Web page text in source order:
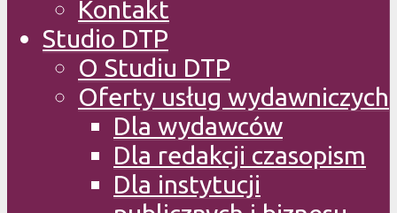
Kontakt
Studio DTP
O Studiu DTP
Oferty usług wydawniczych
Dla wydawców
Dla redakcji czasopism
Dla instytucji